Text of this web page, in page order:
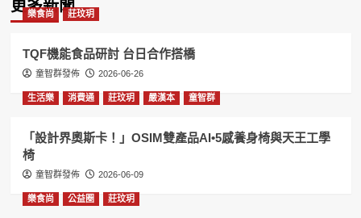
更多新聞
樂食尚 莊玟玥
TQF機能食品研討 台日合作搭橋
童智群發佈 2026-06-26
生活樂 消費通 莊玟玥 嚴漢本 童智群
「設計界奧斯卡！」OSIM雙產品AI•5感養身椅與天王工學
椅
童智群發佈 2026-06-09
樂食尚 公益圈 莊玟玥